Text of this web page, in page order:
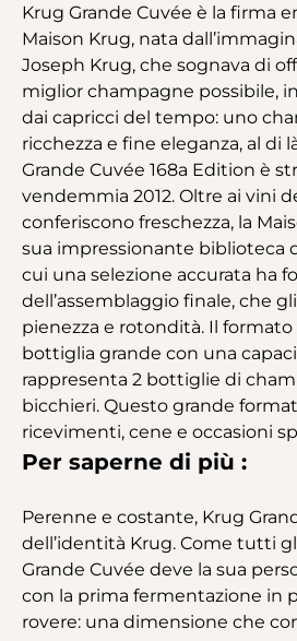
Krug Grande Cuvée è la firma
Maison Krug, nata
Joseph Krug, che sognava di
miglior champagne possibile,
dai capricci del tempo: uno
ricchezza e fine eleganza, al di
Grande Cuvée 168a Edition è
vendemmia 2012. Oltre ai vini
conferiscono freschezza, la
sua impressionante biblioteca
cui una selezione accurata ha
dell’assemblaggio finale, che
pienezza e rotondità. Il
bottiglia grande con una
rappresenta 2 bottiglie di
bicchieri. Questo grande
ricevimenti, cene e occasioni
Per saperne di più :
Perenne e costante, Krug
dell’identità Krug. Come tutti
Grande Cuvée deve la sua
con la prima fermentazione in
rovere: una dimensione che